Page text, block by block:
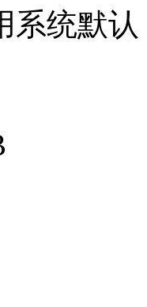
系统默认